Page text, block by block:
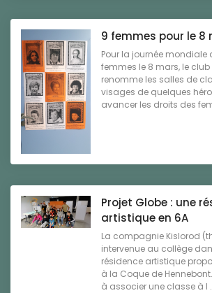
9 femmes pour le 8
Pour la journée mondiale
femmes le 8 mars, le
renomme les salles de
visages de quelques
avancer les droits des
Projet Globe : une
artistique en 6A
La compagnie Kislorod
intervenue au collège
résidence artistique
à la Coque de
à associer une classe à l